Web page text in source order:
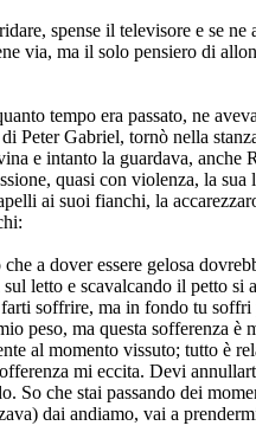
spense il televisore e se
via, ma il solo pensiero di
tempo era passato, ne
Peter Gabriel, tornò nella
e intanto la guardava,
quasi con violenza, la
ai suoi fianchi, la
a dover essere gelosa
letto e scavalcando il petto
soffrire, ma in fondo tu
peso, ma questa sofferenza
al momento vissuto; tutto è
mi eccita. Devi
So che stai passando dei
dai andiamo, vai a